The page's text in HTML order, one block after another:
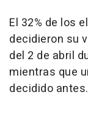
El 32% de los
decidieron su
del 2 de abril
mientras que
decidido antes.